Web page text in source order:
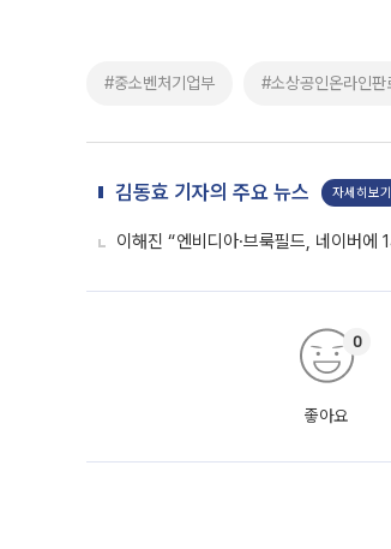
#중소벤처기업부 #소상공인온라인
김동효 기자의 주요 뉴스 자세히보기
이해진 “엔비디아·브룩필드, 네이버에
좋아요
0